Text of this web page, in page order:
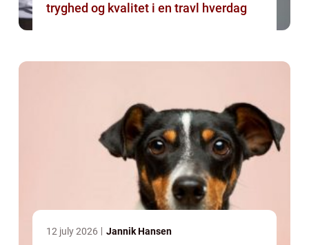
tryghed og kvalitet i en travl hverdag
12 july 2026 Jannik Hansen